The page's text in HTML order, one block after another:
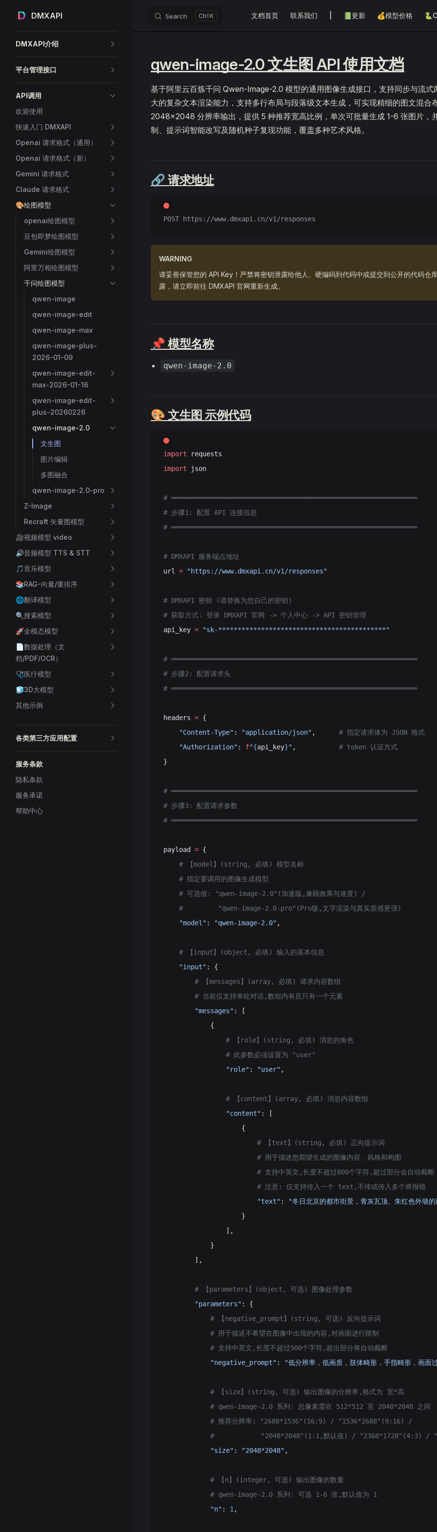
Skip to content
DMXAPI Search K 文档首页 联系我们 📗更新 💰模型价格
DMXAPI介绍
平台管理接口
API调用
欢迎使用
快速入门 DMXAPI
Openai 请求格式（通用）
Openai 请求格式（新）
Gemini 请求格式
Claude 请求格式
🎨绘图模型
openai绘图模型
豆包即梦绘图模型
Gemini绘图模型
阿里万相绘图模型
千问绘图模型
qwen-image
qwen-image-edit
qwen-image-max
qwen-image-plus-
2026-01-09
qwen-image-edit-
max-2026-01-16
qwen-image-edit-
plus-20260226
qwen-image-2.0
文生图
图片编辑
多图融合
qwen-image-2.0-pro
Z-Image
Recraft 矢量图模型
🎥视频模型 video
🔊️音频模型 TTS & STT
🎵音乐模型
📚RAG-向量/重排序
🌐翻译模型
🔍搜索模型
🚀全模态模型
📄数据处理（文
档/PDF/OCR）
🩺医疗模型
🧊3D大模型
其他示例
各类第三方应用配置
服务条款
隐私条款
服务承诺
帮助中心
qwen-image-2.0 文生图 API 使用文档
基于阿里云百炼千问 Qwen-Image-2.0 模型的通用图像生成接口，支持同步与流式
大的复杂文本渲染能力，支持多行布局与段落级文本生成，可实现精细的图文混合
2048×2048 分辨率输出，提供 5 种推荐宽高比例，单次可批量生成 1-6 张图片，
制、提示词智能改写及随机种子复现功能，覆盖多种艺术风格。
🔗 请求地址
POST https://www.dmxapi.cn/v1/responses
WARNING
请妥善保管您的 API Key！严禁将密钥泄露给他人、硬编码到代码中或提交到公开的代码仓
露，请立即前往 DMXAPI 官网重新生成。
📌 模型名称
qwen-image-2.0
🎨 文生图 示例代码
import requests
import json
# ═══════════════════════════════════════════════════════════════
# 步骤1: 配置 API 连接信息
# ═══════════════════════════════════════════════════════════════
# DMXAPI 服务端点地址
url = "https://www.dmxapi.cn/v1/responses"
# DMXAPI 密钥 (请替换为您自己的密钥)
# 获取方式: 登录 DMXAPI 官网 -> 个人中心 -> API 密钥管理
api_key = "sk-*******************************************"
# ═══════════════════════════════════════════════════════════════
# 步骤2: 配置请求头
# ═══════════════════════════════════════════════════════════════
headers = {
    "Content-Type"
: "application/json" , # 指定请求体为 JSON 格式
    "Authorization"
: f"{api_key}" , # token 认证方式
}
# ═══════════════════════════════════════════════════════════════
# 步骤3: 配置请求参数
# ═══════════════════════════════════════════════════════════════
payload = {
    # 【model】(string, 必填) 模型名称
    # 指定要调用的图像生成模型
    # 可选值: "qwen-image-2.0"(加速版,兼顾效果与速度) /
    #         "qwen-image-2.0-pro"(Pro版,文字渲染与真实质感更强)
    "model"
: "qwen-image-2.0" ,
    # 【input】(object, 必填) 输入的基本信息
    "input"
: {
        # 【messages】(array, 必填) 请求内容数组
        # 当前仅支持单轮对话,数组内有且只有一个元素
        "messages"
: [
            {
                # 【role】(string, 必填) 消息的角色
                # 此参数必须设置为 "user"
                "role"
: "user" ,
                # 【content】(array, 必填) 消息内容数组
                "content"
: [
                    {
                        # 【text】(string, 必填) 正向提示词
                        # 用于描述您期望生成的图像内容、风格和构图
                        # 支持中英文,长度不超过800个字符,超过部分会自动截断
                        # 注意: 仅支持传入一个 text,不传或传入多个将报错
                        "text"
:
"冬日北京的都市街景，青灰瓦顶、朱红色外墙
                    }
                ],
            }
        ],
        # 【parameters】(object, 可选) 图像处理参数
        "parameters"
: {
            # 【negative_prompt】(string, 可选) 反向提示词
            # 用于描述不希望在图像中出现的内容,对画面进行限制
            # 支持中英文,长度不超过500个字符,超出部分将自动截断
            "negative_prompt"
: "低分辨率，低画质，肢体畸形，手指畸形，画
            # 【size】(string, 可选) 输出图像的分辨率,格式为 宽*高
            # qwen-image-2.0 系列: 总像素需在 512*512 至 2048*2048 之间
            # 推荐分辨率: "2688*1536"(16:9) / "1536*2688"(9:16) /
#            "2048*2048"(1:1,默认值) / "2368*1728"(4:3) /
            "size"
: "2048*2048" ,
            # 【n】(integer, 可选) 输出图像的数量
            # qwen-image-2.0 系列: 可选 1-6 张,默认值为 1
            "n"
: 1 ,